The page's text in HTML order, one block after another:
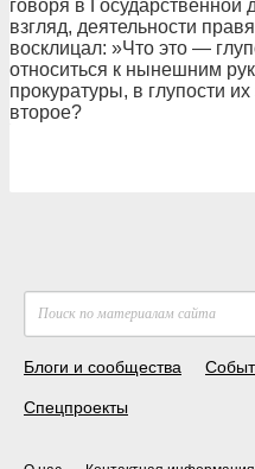
говоря в Государственной
взгляд, деятельности
восклицал: »Что это —
относиться к нынешним
прокуратуры, в глупости
второе?
Блоги и сообщества
Спецпроекты